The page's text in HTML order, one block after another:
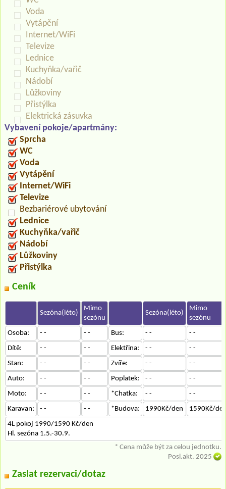
Voda
Vytápění
Internet/WiFi
Televize
Lednice
Kuchyňka/vařič
Nádobí
Lůžkoviny
Přistýlka
Elektrická zásuvka
Vybavení pokoje/apartmány:
Sprcha
WC
Voda
Vytápění
Internet/WiFi
Televize
Bezbariérové ubytování
Lednice
Kuchyňka/vařič
Nádobí
Lůžkoviny
Přistýlka
Ceník
Sezóna(léto)
Mimo
sezónu
Sezóna(léto)
Mimo
sezónu
Osoba:
- - - - Bus: - -
- -
Dítě:
- - - - Elektřina: - -
- -
Stan:
- - - - Zvíře: - -
- -
Auto:
- - - - Poplatek: - -
- -
Moto:
- - - - *Chatka: - -
- -
Karavan:
- - - - *Budova: 1990Kč/den
1590Kč/
4L pokoj 1990/1590 Kč/den
Hl. sezóna 1.5.-30.9.
* Cena může být za celou jednotku.
Posl.akt. 2025
Zaslat rezervaci/dotaz